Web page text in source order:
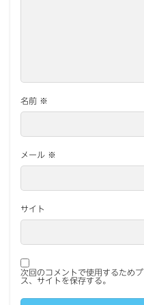
名前 ※
メール ※
サイト
次回のコメントで使用するため
ス、サイトを保存する。